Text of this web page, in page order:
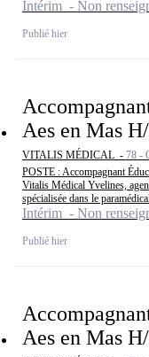
Intérim - Non
Publié hier
Aes en Mas
VITALIS MÉDICAL - 78 -
POSTE : Accompagnant
Vitalis Médical Yvelines,
spécialisée dans le
Intérim - Non
Publié hier
Aes en Mas